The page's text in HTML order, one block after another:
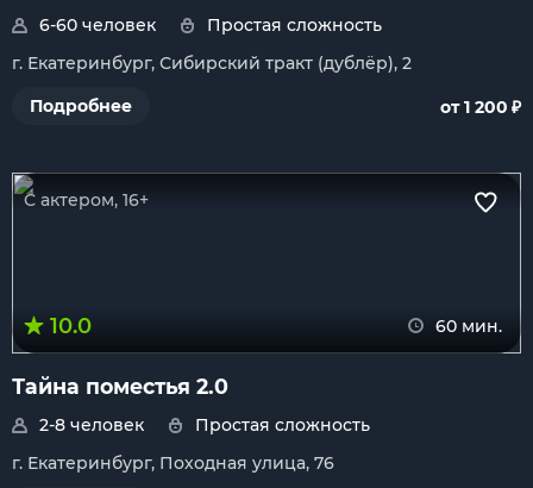
6-60 человек
Простая сложность
г. Екатеринбург, Сибирский тракт (дублёр), 2
Подробнее
от 1 200 ₽
С актером, 16+
10.0 60 мин.
Тайна поместья 2.0
2-8 человек
Простая сложность
г. Екатеринбург, Походная улица, 76